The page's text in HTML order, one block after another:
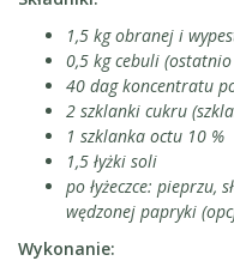
1,5 kg obranej i
0,5 kg cebuli
40 dag koncentratu
2 szklanki cukru
1 szklanka octu 10 %
1,5 łyżki soli
po łyżeczce: pieprzu,
wędzonej papryki
Wykonanie: